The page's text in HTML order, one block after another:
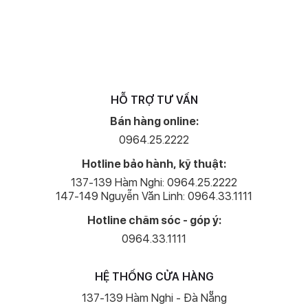
HỖ TRỢ TƯ VẤN
Bán hàng online:
0964.25.2222
Hotline bảo hành, kỹ thuật:
137-139 Hàm Nghi: 0964.25.2222
147-149 Nguyễn Văn Linh: 0964.33.1111
Hotline chăm sóc - góp ý:
0964.33.1111
HỆ THỐNG CỬA HÀNG
137-139 Hàm Nghi - Đà Nẵng